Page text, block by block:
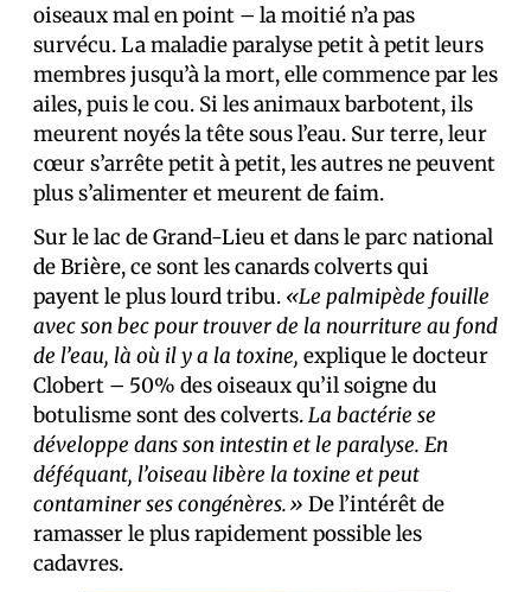
oiseaux mal en point – la moitié n’a pas
survécu. La maladie paralyse petit à petit leurs
membres jusqu’à la mort, elle commence par les
ailes, puis le cou. Si les animaux barbotent, ils
meurent noyés la tête sous l’eau. Sur terre, leur
cœur s’arrête petit à petit, les autres ne peuvent
plus s’alimenter et meurent de faim.
Sur le lac de Grand-Lieu et dans le parc national
de Brière, ce sont les canards colverts qui
payent le plus lourd tribu. «Le palmipède fouille
avec son bec pour trouver de la nourriture au fond
de l’eau, là où il y a la toxine, explique le docteur
Clobert – 50% des oiseaux qu’il soigne du
botulisme sont des colverts.La bactérie se
développe dans son intestin et le paralyse. En
déféquant, l’oiseau libère la toxine et peut
contaminer ses congénères.» De l’intérêt de
ramasser le plus rapidement possible les
cadavres.